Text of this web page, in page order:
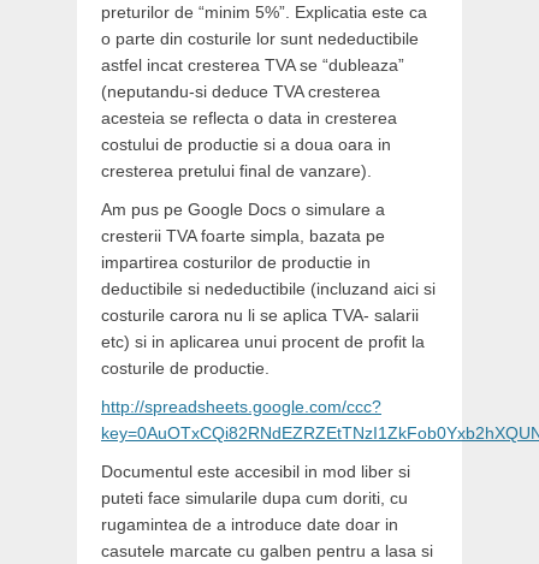
preturilor de “minim 5%”. Explicatia este ca
o parte din costurile lor sunt nedeductibile
astfel incat cresterea TVA se “dubleaza”
(neputandu-si deduce TVA cresterea
acesteia se reflecta o data in cresterea
costului de productie si a doua oara in
cresterea pretului final de vanzare).
Am pus pe Google Docs o simulare a
cresterii TVA foarte simpla, bazata pe
impartirea costurilor de productie in
deductibile si nedeductibile (incluzand aici si
costurile carora nu li se aplica TVA- salarii
etc) si in aplicarea unui procent de profit la
costurile de productie.
http://spreadsheets.google.com/ccc?
Documentul este accesibil in mod liber si
puteti face simularile dupa cum doriti, cu
rugamintea de a introduce date doar in
casutele marcate cu galben pentru a lasa si